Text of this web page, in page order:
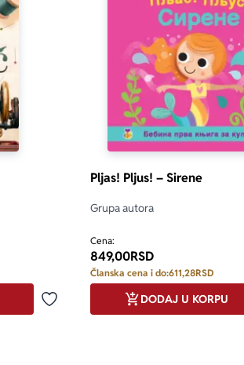
Dodaj u omiljene
Pljas! Pljus! – Sirene
Grupa autora
Cena:
849,00RSD
Članska cena i do:611,28RSD
DODAJ U KORPU